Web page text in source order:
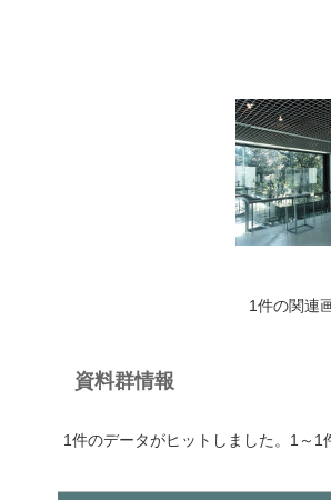
1件の関連
資料群情報
1件のデータがヒットしました。1～1